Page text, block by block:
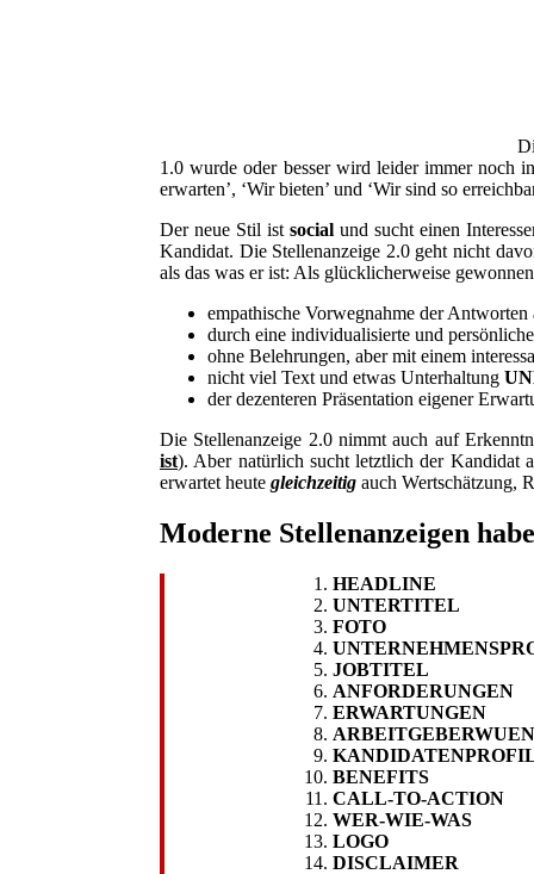
1.0 wurde oder besser wird leider immer noch
erwarten’, ‘Wir bieten’ und ‘Wir sind so
Der neue Stil ist social und sucht einen
Kandidat. Die Stellenanzeige 2.0 geht nicht
als das was er ist: Als glücklicherweise
empathische Vorwegnahme der
durch eine individualisierte und
ohne Belehrungen, aber mit einem
nicht viel Text und etwas Unterhaltung
der dezenteren Präsentation eigener
Die Stellenanzeige 2.0 nimmt auch auf
ist). Aber natürlich sucht letztlich der Kandidat
erwartet heute gleichzeitig auch Wertschätzung,
Moderne Stellenanzeigen
HEADLINE
UNTERTITEL
FOTO
JOBTITEL
ANFORDERUNGEN
ERWARTUNGEN
BENEFITS
CALL-TO-ACTION
WER-WIE-WAS
LOGO
DISCLAIMER